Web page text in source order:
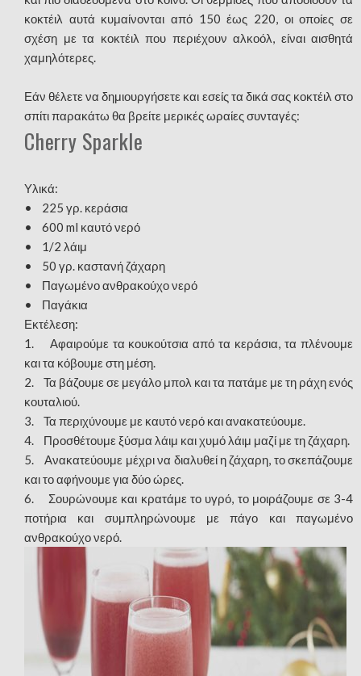
κοκτέιλ αυτά κυμαίνονται από 150 έως 220, οι οποίες σε
σχέση με τα κοκτέιλ που περιέχουν αλκοόλ, είναι αισθητά
χαμηλότερες.
Εάν θέλετε να δημιουργήσετε και εσείς τα δικά σας κοκτέιλ στο
σπίτι παρακάτω θα βρείτε μερικές ωραίες συνταγές:
Cherry Sparkle
Υλικά:
• 225 γρ. κεράσια
• 600 ml καυτό νερό
• 1/2 λάιμ
• 50 γρ. καστανή ζάχαρη
• Παγωμένο ανθρακούχο νερό
• Παγάκια
Εκτέλεση:
1. Αφαιρούμε τα κουκούτσια από τα κεράσια, τα πλένουμε
και τα κόβουμε στη μέση.
2. Τα βάζουμε σε μεγάλο μπολ και τα πατάμε με τη ράχη ενός
κουταλιού.
3. Τα περιχύνουμε με καυτό νερό και ανακατεύουμε.
4. Προσθέτουμε ξύσμα λάιμ και χυμό λάιμ μαζί με τη ζάχαρη.
5. Ανακατεύουμε μέχρι να διαλυθεί η ζάχαρη, το σκεπάζουμε
και το αφήνουμε για δύο ώρες.
6. Σουρώνουμε και κρατάμε το υγρό, το μοιράζουμε σε 3-4
ποτήρια και συμπληρώνουμε με πάγο και παγωμένο
ανθρακούχο νερό.